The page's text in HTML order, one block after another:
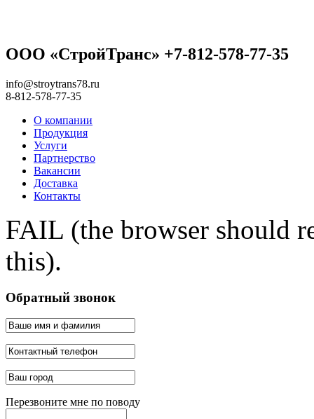
ООО «СтройТранс» +7-812-578-77-35
info@stroytrans78.ru
8-812-578-77-35
О компании
Продукция
Услуги
Партнерство
Вакансии
Доставка
Контакты
FAIL (the browser should
this).
Обратный звонок
Перезвоните мне по поводу